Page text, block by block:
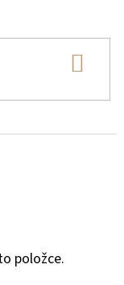
položce.